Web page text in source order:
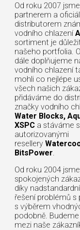
Od roku 2007
partnerem a
distributorem
vodního chlazení
sortiment je
našeho portfolia.
dále doplňujeme
vodního chlazení
mohli co nejlépe
všech našich
přidáváme do
značky vodního
Water Blocks,
XSPC a stáváme
autorizovanými
resellery
BitsPower.
Od roku 2004
spokojených
díky
řešení problémů s
s výběrem
podobně.
mezi naše